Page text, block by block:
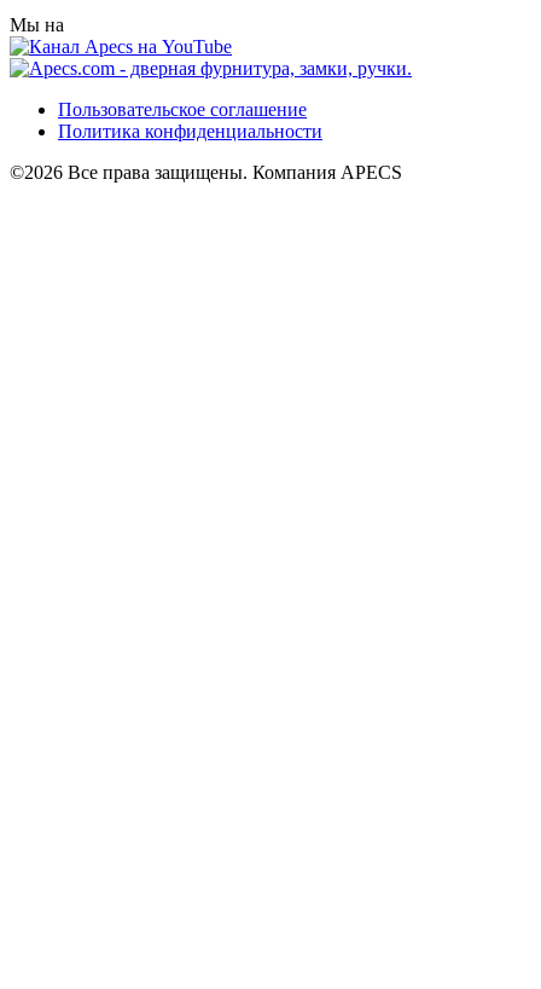
Мы на
Пользовательское соглашение
Политика конфиденциальности
©2026 Все права защищены. Компания APECS